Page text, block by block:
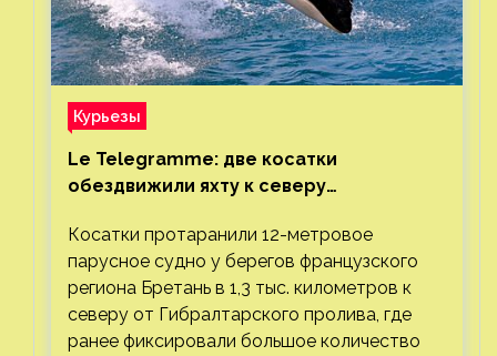
Курьезы
Le Telegramme: две косатки
обездвижили яхту к северу
Косатки протаранили 12-метровое
парусное судно у берегов французского
региона Бретань в 1,3 тыс. километров к
северу от Гибралтарского пролива, где
ранее фиксировали большое количество